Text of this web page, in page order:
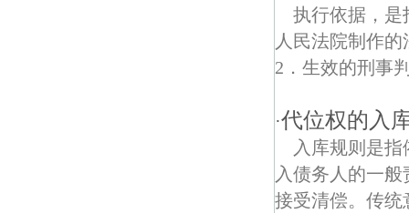
执行依据，是
人民法院制作
2．生效的刑事
·代位权的入
入库规则是
入债务人的一
接受清偿。传统